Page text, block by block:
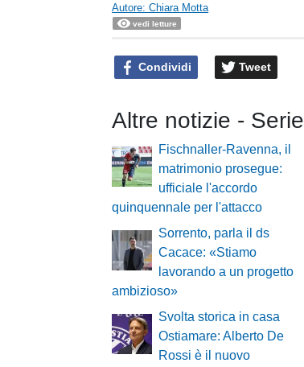
Autore: Chiara Motta
vedi letture
Condividi Tweet
Altre notizie -
Fischnaller-Ravenna, il
matrimonio prosegue:
ufficiale l'accordo
quinquennale per l'attacco
Sorrento, parla il ds
Cacace: «Stiamo
lavorando a un progetto
ambizioso»
Svolta storica in casa
Ostiamare: Alberto De
Rossi è il nuovo